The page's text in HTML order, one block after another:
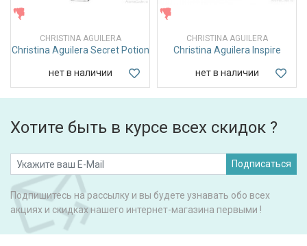
CHRISTINA AGUILERA
Christina Aguilera Secret Potion
нет в наличии
CHRISTINA AGUILERA
Christina Aguilera Inspire
нет в наличии
Хотите быть в курсе всех скидок ?
Подписаться
Подпишитесь на рассылку и вы будете узнавать обо всех
акциях и скидках нашего интернет-магазина первыми !